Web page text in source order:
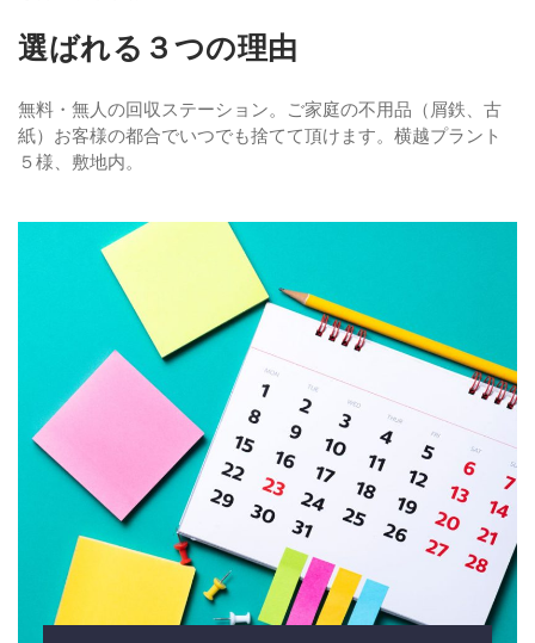
選ばれる３つの理由
無料・無人の回収ステーション。ご家庭の不用品（屑鉄、古
紙）お客様の都合でいつでも捨てて頂けます。横越プラント
５様、敷地内。